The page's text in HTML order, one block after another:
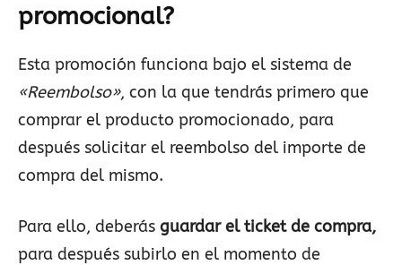
promocional?
Esta promoción funciona bajo el sistema de
«Reembolso», con la que tendrás primero que
comprar el producto promocionado, para
después solicitar el reembolso del importe de
compra del mismo.
Para ello, deberás guardar el ticket de compra,
para después subirlo en el momento de